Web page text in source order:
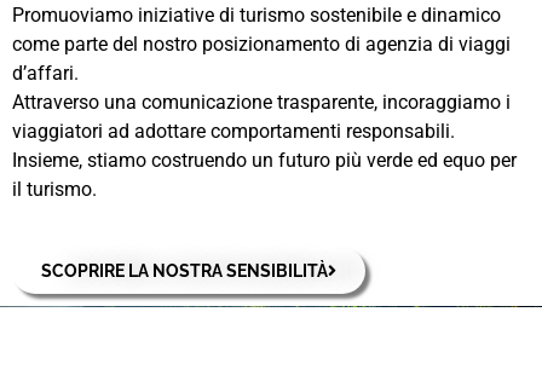
Promuoviamo iniziative di turismo sostenibile e dinamico
come parte del nostro posizionamento di agenzia di viaggi
d’affari.
Attraverso una comunicazione trasparente, incoraggiamo i
viaggiatori ad adottare comportamenti responsabili.
Insieme, stiamo costruendo un futuro più verde ed equo per
il turismo.
SCOPRIRE LA NOSTRA SENSIBILITÀ